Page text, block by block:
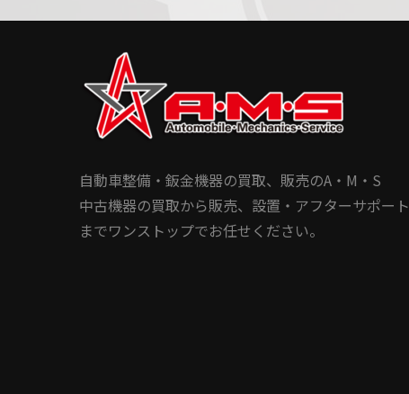
自動車整備・鈑金機器の買取、販売のA・M・S
中古機器の買取から販売、設置・アフターサポート
までワンストップでお任せください。